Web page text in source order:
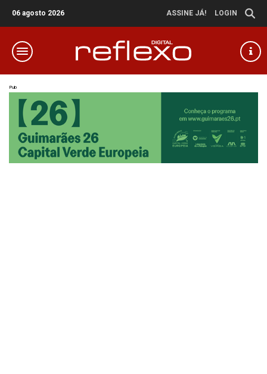
06 agosto 2026 ASSINE JÁ! LOGIN
Pub